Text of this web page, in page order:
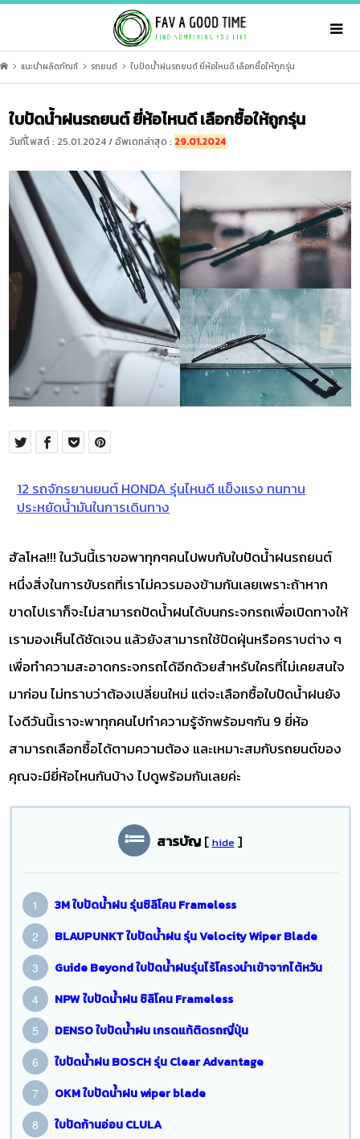
แนะนำผลิตภัณฑ์ รถยนต์ ใบปัดน้ำฝนรถยนต์ ยี่ห้อไหนดี เลือกซื้อให้ถูกรุ่น
ใบปัดน้ำฝนรถยนต์ ยี่ห้อไหนดี เลือกซื้อให้ถูกรุ่น
วันที่โพสต์ : 25.01.2024 / อัพเดทล่าสุด : 29.01.2024
12 รถจักรยานยนต์ HONDA รุ่นไหนดี แข็งแรง ทนทาน
ประหยัดน้ำมันในการเดินทาง
ฮัลโหล!!! ในวันนี้เราขอพาทุกๆคนไปพบกับใบปัดน้ำฝนรถยนต์
หนึ่งสิ่งในการขับรถที่เราไม่ควรมองข้ามกันเลยเพราะถ้าหาก
ขาดไปเราก็จะไม่สามารถปัดน้ำฝนได้บนกระจกรถเพื่อเปิดทางให้
เรามองเห็นได้ชัดเจน แล้วยังสามารถใช้ปัดฝุ่นหรือคราบต่าง ๆ
เพื่อทำความสะอาดกระจกรถได้อีกด้วยสำหรับใครที่ไม่เคยสนใจ
มาก่อน ไม่ทราบว่าต้องเปลี่ยนใหม่ แต่จะเลือกซื้อใบปัดน้ำฝนยัง
ไงดีวันนี้เราจะพาทุกคนไปทำความรู้จักพร้อมๆกัน 9 ยี่ห้อ
สามารถเลือกซื้อได้ตามความต้อง และเหมาะสมกับรถยนต์ของ
คุณจะมียี่ห้อไหนกันบ้าง ไปดูพร้อมกันเลยค่ะ
สารบัญ [ hide ]
3M ใบปัดน้ำฝน รุ่นซิลิโคน Frameless
BLAUPUNKT ใบปัดน้ำฝน รุ่น Velocity Wiper Blade
Guide Beyond ใบปัดน้ำฝนรุ่นไร้โครงนำเข้าจากไต้หวัน
NPW ใบปัดน้ำฝน ซิลิโคน Frameless
DENSO ใบปัดน้ำฝน เกรดแท้ติดรถญี่ปุ่น
ใบปัดน้ำฝน BOSCH รุ่น Clear Advantage
OKM ใบปัดน้ำฝน wiper blade
ใบปัดก้านอ่อน CLULA